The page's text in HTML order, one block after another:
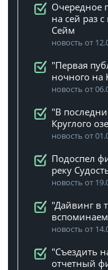
Очередное
на сей раз
Сейм
новость от
"Первая
ночного на
новость от
"В
Круглого
новость от
Подоспел
реку
новость от
"Дайвинг в
новость от
"Съездить
отчетный